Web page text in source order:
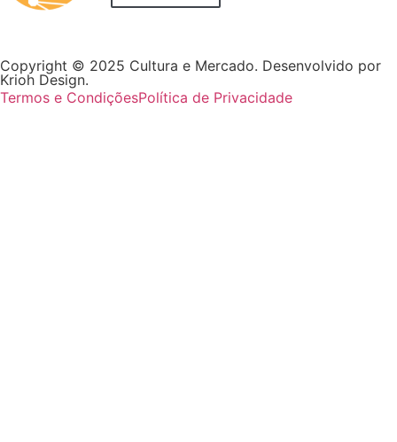
Copyright © 2025 Cultura e Mercado. Desenvolvido por
Krioh Design.
Termos e CondiçõesPolítica de Privacidade